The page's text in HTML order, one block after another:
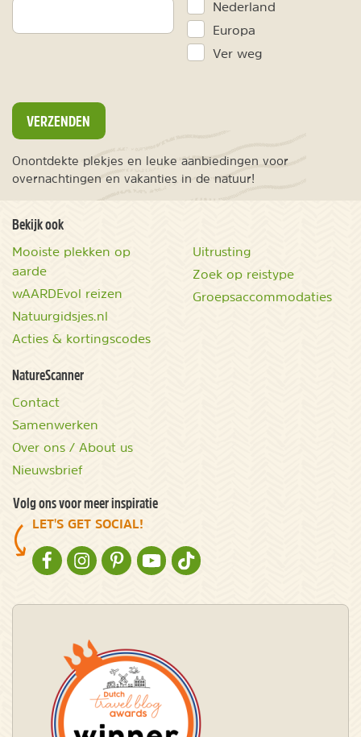
Nederland
Europa
Ver weg
VERZENDEN
Onontdekte plekjes en leuke aanbiedingen voor
overnachtingen en vakanties in de natuur!
Bekijk ook
Mooiste plekken op
aarde
wAARDEvol reizen
Natuurgidsjes.nl
Acties & kortingscodes
Uitrusting
Zoek op reistype
Groepsaccommodaties
NatureScanner
Contact
Samenwerken
Over ons / About us
Nieuwsbrief
Volg ons voor meer inspiratie
LET'S GET SOCIAL!
NATURESCANNER OP FACEBOOK
NATURESCANNER OP INSTAGRAM
NATURESCANNER OP PINTEREST
NATURESCANNER OP YOUTUBE
NATURESCANNER OP TIKTOK